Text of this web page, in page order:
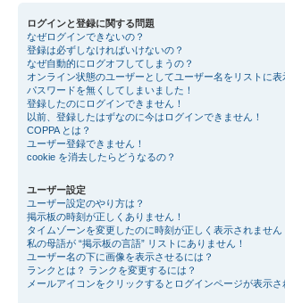
ログインと登録に関する問題
なぜログインできないの？
登録は必ずしなければいけないの？
なぜ自動的にログオフしてしまうの？
オンライン状態のユーザーとしてユーザー名をリストに
パスワードを無くしてしまいました！
登録したのにログインできません！
以前、登録したはずなのに今はログインできません！
COPPA とは？
ユーザー登録できません！
cookie を消去したらどうなるの？
ユーザー設定
ユーザー設定のやり方は？
掲示板の時刻が正しくありません！
タイムゾーンを変更したのに時刻が正しく表示されません
私の母語が “掲示板の言語” リストにありません！
ユーザー名の下に画像を表示させるには？
ランクとは？ ランクを変更するには？
メールアイコンをクリックするとログインページが表示さ